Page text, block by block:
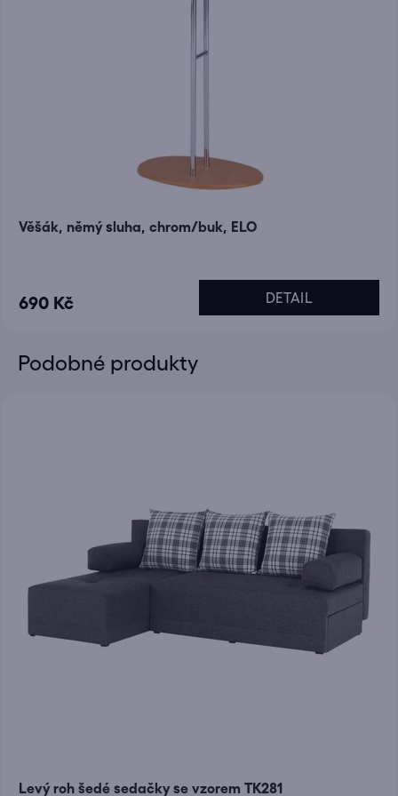
Věšák, němý sluha, chrom/buk, ELO
690 Kč DETAIL
Podobné produkty
Levý roh šedé sedačky se vzorem TK281